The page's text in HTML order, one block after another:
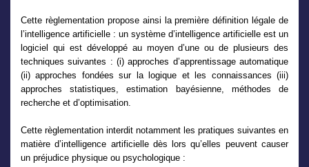
Cette règlementation propose ainsi la première définition légale de
l’intelligence artificielle : un système d’intelligence artificielle est un
logiciel qui est développé au moyen d’une ou de plusieurs des
techniques suivantes : (i) approches d’apprentissage automatique
(ii) approches fondées sur la logique et les connaissances (iii)
approches statistiques, estimation bayésienne, méthodes de
recherche et d’optimisation.
Cette règlementation interdit notamment les pratiques suivantes en
matière d’intelligence artificielle dès lors qu’elles peuvent causer
un préjudice physique ou psychologique :